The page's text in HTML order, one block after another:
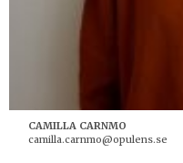
CAMILLA CARNMO
camilla.carnmo@opulens.se